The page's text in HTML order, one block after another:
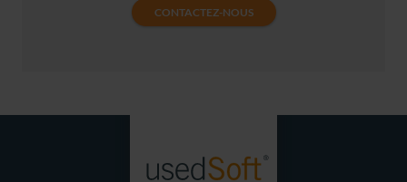
CONTACTEZ-NOUS